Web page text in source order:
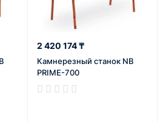
2 420 174 ₸
Камнерезный станок NB
PRIME-700